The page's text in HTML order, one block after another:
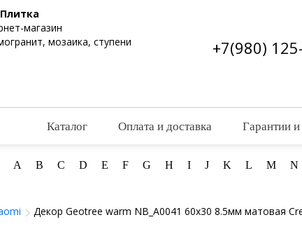
магазин
мозаика, ступени
+7(980)
Каталог Оплата и доставка Гарантии и
A B C D E F G H I J K L M N
Декор Geotree warm NB_A0041 60x30 8.5мм матовая